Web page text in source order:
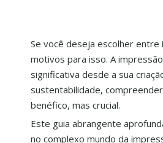
Se você deseja escolher
motivos para isso. A
significativa desde a sua
sustentabilidade,
benéfico, mas crucial.
Este guia abrangente
no complexo mundo da